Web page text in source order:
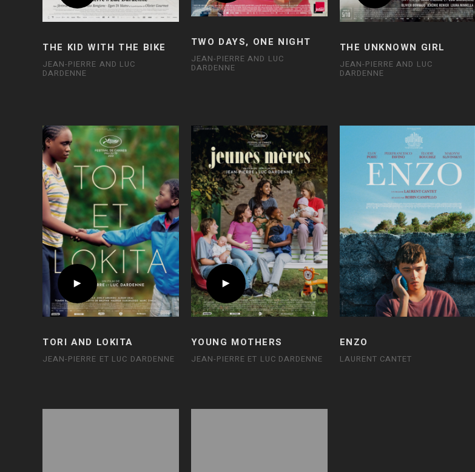
THE KID WITH THE BIKE
JEAN-PIERRE AND LUC
DARDENNE
TWO DAYS, ONE NIGHT
JEAN-PIERRE AND LUC
DARDENNE
THE UNKNOWN GIRL
JEAN-PIERRE AND LUC
DARDENNE
TORI AND LOKITA
JEAN-PIERRE ET LUC DARDENNE
YOUNG MOTHERS
JEAN-PIERRE ET LUC DARDENNE
ENZO
LAURENT CANTET